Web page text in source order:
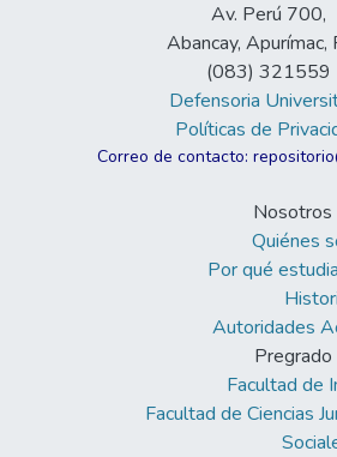
Av. Perú 700,
Abancay, Apurímac,
(083) 321559
Defensoria
Políticas de
Correo de contacto:
Nosotros
Quiénes
Por qué
Autoridades
Pregrado
Facultad de
Facultad de Ciencias